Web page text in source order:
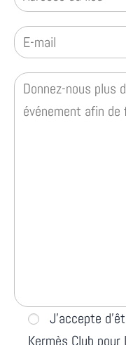
J’accepte
Kermès Club